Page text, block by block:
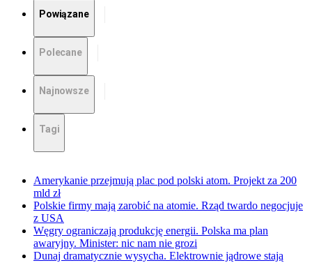
Powiązane
Polecane
Najnowsze
Tagi
Amerykanie przejmują plac pod polski atom. Projekt za 200
mld zł
Polskie firmy mają zarobić na atomie. Rząd twardo negocjuje
z USA
Węgry ograniczają produkcję energii. Polska ma plan
awaryjny. Minister: nic nam nie grozi
Dunaj dramatycznie wysycha. Elektrownie jądrowe stają